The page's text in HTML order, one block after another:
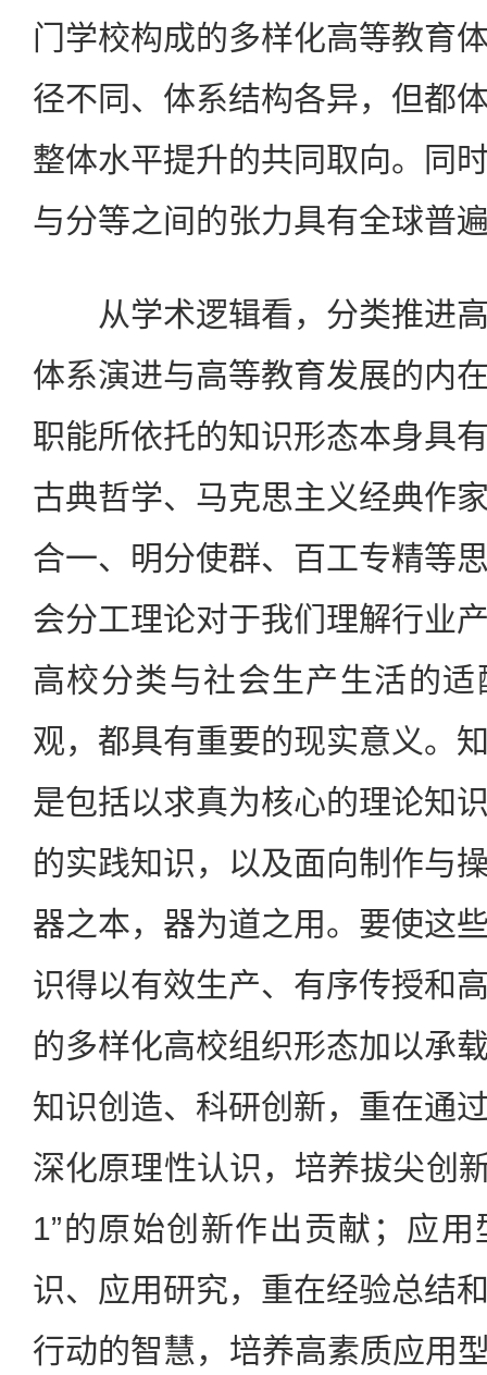
门学校构成的多样化高等教育
径不同、体系结构各异，但都
整体水平提升的共同取向。同
与分等之间的张力具有全球普
从学术逻辑看，分类推进高
体系演进与高等教育发展的内
职能所依托的知识形态本身具
古典哲学、马克思主义经典作
合一、明分使群、百工专精等
会分工理论对于我们理解行业
高校分类与社会生产生活的
观，都具有重要的现实意义。
是包括以求真为核心的理论知
的实践知识，以及面向制作与
器之本，器为道之用。要使这
识得以有效生产、有序传授和
的多样化高校组织形态加以承
知识创造、科研创新，重在通
深化原理性认识，培养拔尖创
1”的原始创新作出贡献；应
识、应用研究，重在经验总结
行动的智慧，培养高素质应用